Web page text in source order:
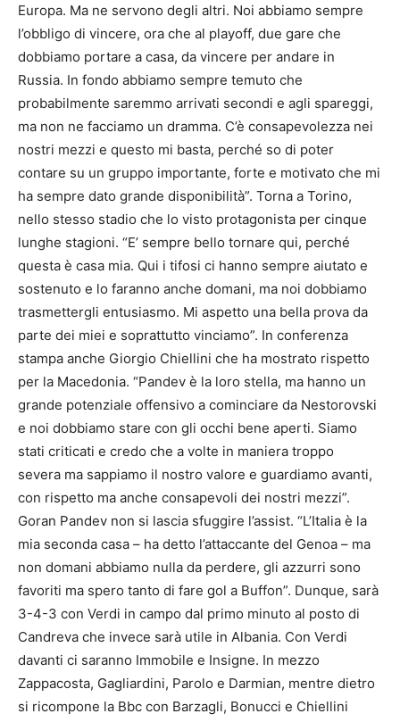
Europa. Ma ne servono degli altri. Noi abbiamo sempre
l’obbligo di vincere, ora che al playoff, due gare che
dobbiamo portare a casa, da vincere per andare in
Russia. In fondo abbiamo sempre temuto che
probabilmente saremmo arrivati secondi e agli spareggi,
ma non ne facciamo un dramma. C’è consapevolezza nei
nostri mezzi e questo mi basta, perché so di poter
contare su un gruppo importante, forte e motivato che mi
ha sempre dato grande disponibilità”. Torna a Torino,
nello stesso stadio che lo visto protagonista per cinque
lunghe stagioni. “E’ sempre bello tornare qui, perché
questa è casa mia. Qui i tifosi ci hanno sempre aiutato e
sostenuto e lo faranno anche domani, ma noi dobbiamo
trasmettergli entusiasmo. Mi aspetto una bella prova da
parte dei miei e soprattutto vinciamo”. In conferenza
stampa anche Giorgio Chiellini che ha mostrato rispetto
per la Macedonia. “Pandev è la loro stella, ma hanno un
grande potenziale offensivo a cominciare da Nestorovski
e noi dobbiamo stare con gli occhi bene aperti. Siamo
stati criticati e credo che a volte in maniera troppo
severa ma sappiamo il nostro valore e guardiamo avanti,
con rispetto ma anche consapevoli dei nostri mezzi”.
Goran Pandev non si lascia sfuggire l’assist. “L’Italia è la
mia seconda casa – ha detto l’attaccante del Genoa – ma
non domani abbiamo nulla da perdere, gli azzurri sono
favoriti ma spero tanto di fare gol a Buffon”. Dunque, sarà
3-4-3 con Verdi in campo dal primo minuto al posto di
Candreva che invece sarà utile in Albania. Con Verdi
davanti ci saranno Immobile e Insigne. In mezzo
Zappacosta, Gagliardini, Parolo e Darmian, mentre dietro
si ricompone la Bbc con Barzagli, Bonucci e Chiellini